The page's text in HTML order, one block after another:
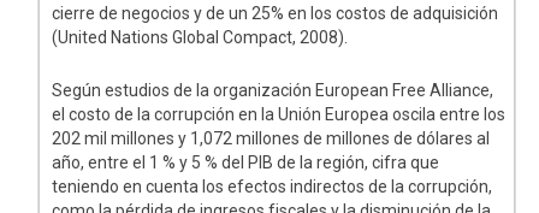
cierre de negocios y de un 25% en los costos de adquisición
(United Nations Global Compact, 2008).
Según estudios de la organización European Free Alliance,
el costo de la corrupción en la Unión Europea oscila entre los
202 mil millones y 1,072 millones de millones de dólares al
año, entre el 1 % y 5 % del PIB de la región, cifra que
teniendo en cuenta los efectos indirectos de la corrupción,